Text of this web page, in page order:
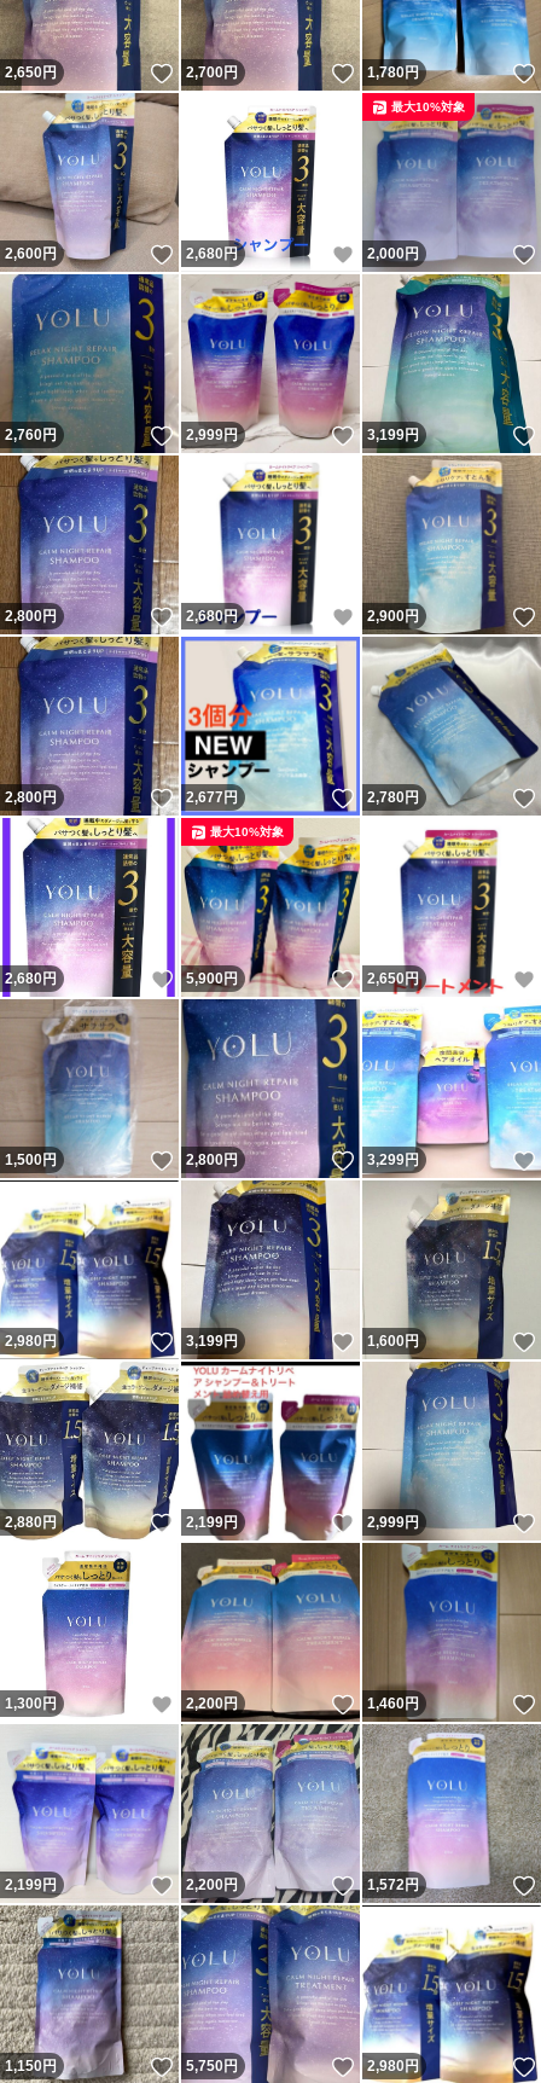
2,650円 いいね！
2,700円 いいね！
1,780円
2,600円 いいね！
2,680 円 いいね！
2,000円
最大10%対象
2,760円 いいね！
2,999円 いいね！
3,199円
2,800円 いいね！
2,680円 いいね！
2,900円
2,800円 いいね！
2,677円 いいね！
2,780円
2,680円 いいね！
5,900円 いいね！
最大10%対象
2,650 円
1,500円 いいね！
2,800円 いいね！
3,299円
2,980 円 いいね！
3,199円 いいね！
1,600円
2,880円 いいね！
2,199円 いいね！
2,999円
1,300 円 いいね！
2,200円 いいね！
1,460円
2,199円 いいね！
2,200円 いいね！
1,572円
1,150円 いいね！
5,750円 いいね！
2,980 円